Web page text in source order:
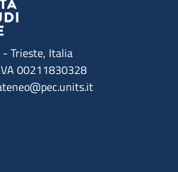
Trieste, Italia
00211830328